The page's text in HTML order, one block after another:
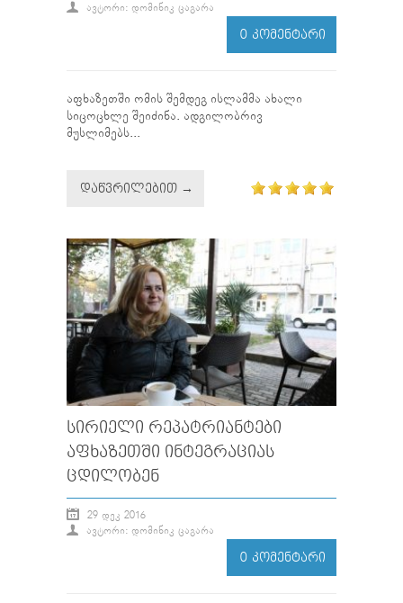
ᲐᲕᲢᲝᲠᲘ: ᲓᲝᲛᲘᲜᲘᲙ ᲪᲐᲒᲐᲠᲐ
0 ᲙᲝᲛᲔᲜᲢᲐᲠᲘ
აფხაზეთში ომის შემდეგ ისლამმა ახალი
სიცოცხლე შეიძინა. ადგილობრივ
მუსლიმებს...
ᲓᲐᲬᲕᲠᲘᲚᲔᲑᲘᲗ →
ᲡᲘᲠᲘᲔᲚᲘ ᲠᲔᲞᲐᲢᲠᲘᲐᲜᲢᲔᲑᲘ
ᲐᲤᲮᲐᲖᲔᲗᲨᲘ ᲘᲜᲢᲔᲒᲠᲐᲪᲘᲐᲡ
ᲪᲓᲘᲚᲝᲑᲔᲜ
29 ᲓᲔᲙ 2016
ᲐᲕᲢᲝᲠᲘ: ᲓᲝᲛᲘᲜᲘᲙ ᲪᲐᲒᲐᲠᲐ
0 ᲙᲝᲛᲔᲜᲢᲐᲠᲘ